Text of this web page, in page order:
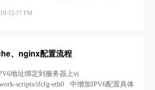
12-17 PM
、nginx配置流程
地址绑定到服务器上vi
scripts/ifcfg-eth0 中增加IPV6配置具体